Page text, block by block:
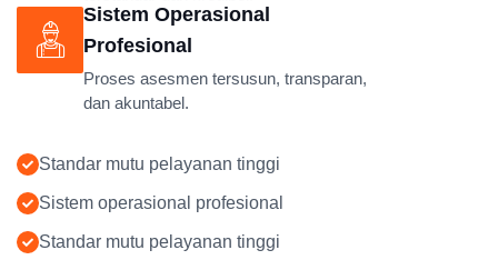
Sistem Operasional
Profesional
Proses asesmen tersusun, transparan,
dan akuntabel.
Standar mutu pelayanan tinggi
Sistem operasional profesional
Standar mutu pelayanan tinggi